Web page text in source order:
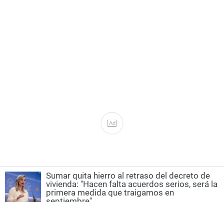
Ad
Sumar quita hierro al retraso del decreto de
vivienda: "Hacen falta acuerdos serios, será la
primera medida que traigamos en